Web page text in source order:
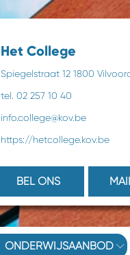
Het College
Spiegelstraat 12 1800
tel. 02 257 10 40
info.college@kov.be
https://hetcollege.kov.be
BEL ONS
ONDERWIJSAANBOD